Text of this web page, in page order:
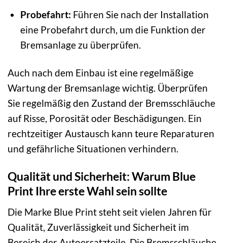
Probefahrt: Führen Sie nach der Installation
eine Probefahrt durch, um die Funktion der
Bremsanlage zu überprüfen.
Auch nach dem Einbau ist eine regelmäßige
Wartung der Bremsanlage wichtig. Überprüfen
Sie regelmäßig den Zustand der Bremsschläuche
auf Risse, Porosität oder Beschädigungen. Ein
rechtzeitiger Austausch kann teure Reparaturen
und gefährliche Situationen verhindern.
Qualität und Sicherheit: Warum Blue
Print Ihre erste Wahl sein sollte
Die Marke Blue Print steht seit vielen Jahren für
Qualität, Zuverlässigkeit und Sicherheit im